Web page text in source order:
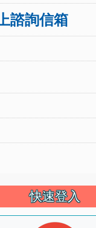
諮詢信箱
快速登入